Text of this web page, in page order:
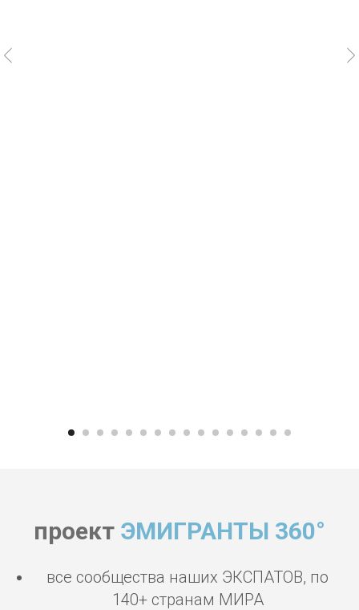
проект ЭМИГРАНТЫ 360°
все сообщества наших ЭКСПАТОВ, по
140+ странам МИРА